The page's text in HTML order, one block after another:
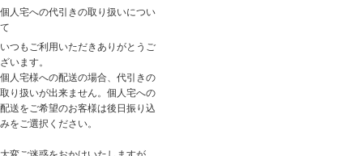
個人宅への代引きの取り扱いについ
て
いつもご利用いただきありがとうご
ざいます。
個人宅様への配送の場合、代引きの
取り扱いが出来ません。個人宅への
配送をご希望のお客様は後日振り込
みをご選択ください。